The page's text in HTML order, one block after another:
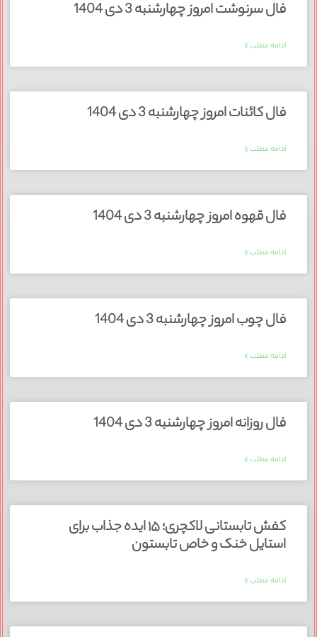
فال سرنوشت امروز چهارشنبه 3 دی 1404
ادامه مطلب »
فال کائنات امروز چهارشنبه 3 دی 1404
ادامه مطلب »
فال قهوه امروز چهارشنبه 3 دی 1404
ادامه مطلب »
فال چوب امروز چهارشنبه 3 دی 1404
ادامه مطلب »
فال روزانه امروز چهارشنبه 3 دی 1404
ادامه مطلب »
کفش تابستانی لاکچری؛ ۱۵ ایده‌ جذاب برای
استایل خنک و خاص تابستون
ادامه مطلب »